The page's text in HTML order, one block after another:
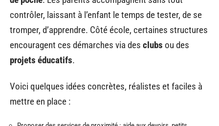
contrôler, laissant à l’enfant le temps de tester, de se
tromper, d’apprendre. Côté école, certaines structures
encouragent ces démarches via des clubs ou des
projets éducatifs.
Voici quelques idées concrètes, réalistes et faciles à
mettre en place :